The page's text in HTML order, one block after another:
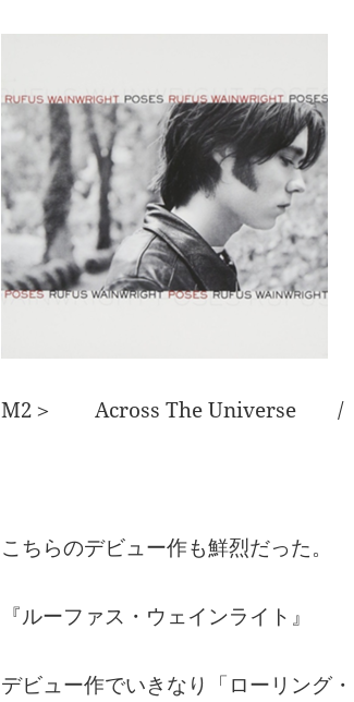
M2＞ Across The Universe / ル
こちらのデビュー作も鮮烈だった。
『ルーファス・ウェインライト』
デビュー作でいきなり「ローリング